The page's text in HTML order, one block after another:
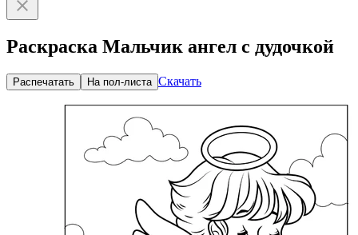
Раскраска Мальчик ангел с дудочкой
Распечатать На пол-листа Скачать